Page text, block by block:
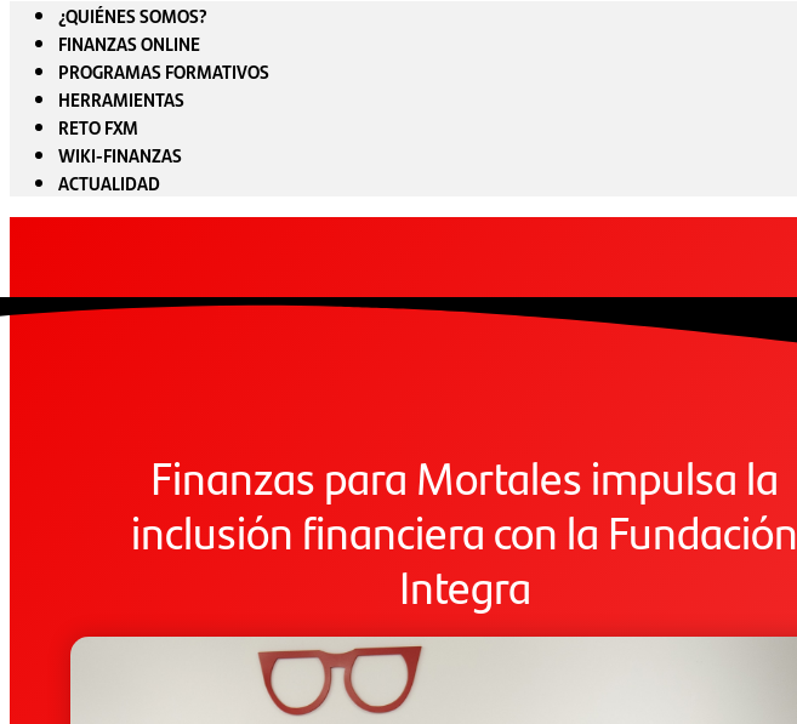
¿QUIÉNES SOMOS?
FINANZAS ONLINE
PROGRAMAS FORMATIVOS
HERRAMIENTAS
RETO FXM
WIKI-FINANZAS
ACTUALIDAD
Finanzas para Mortales impulsa la
inclusión financiera con la Fundación
Integra